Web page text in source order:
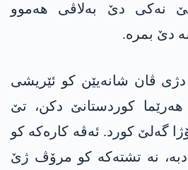
نەکی دێ بەلاڤی ھەموو
دێ بمرە.
دژی ڤان شانەیێن کو ئێریشی
کوردستانێ دکن، تێ
گەلێ کورد. ئەڤە کارەکە کو
نە تشتەکە کو مرۆڤ ژێ